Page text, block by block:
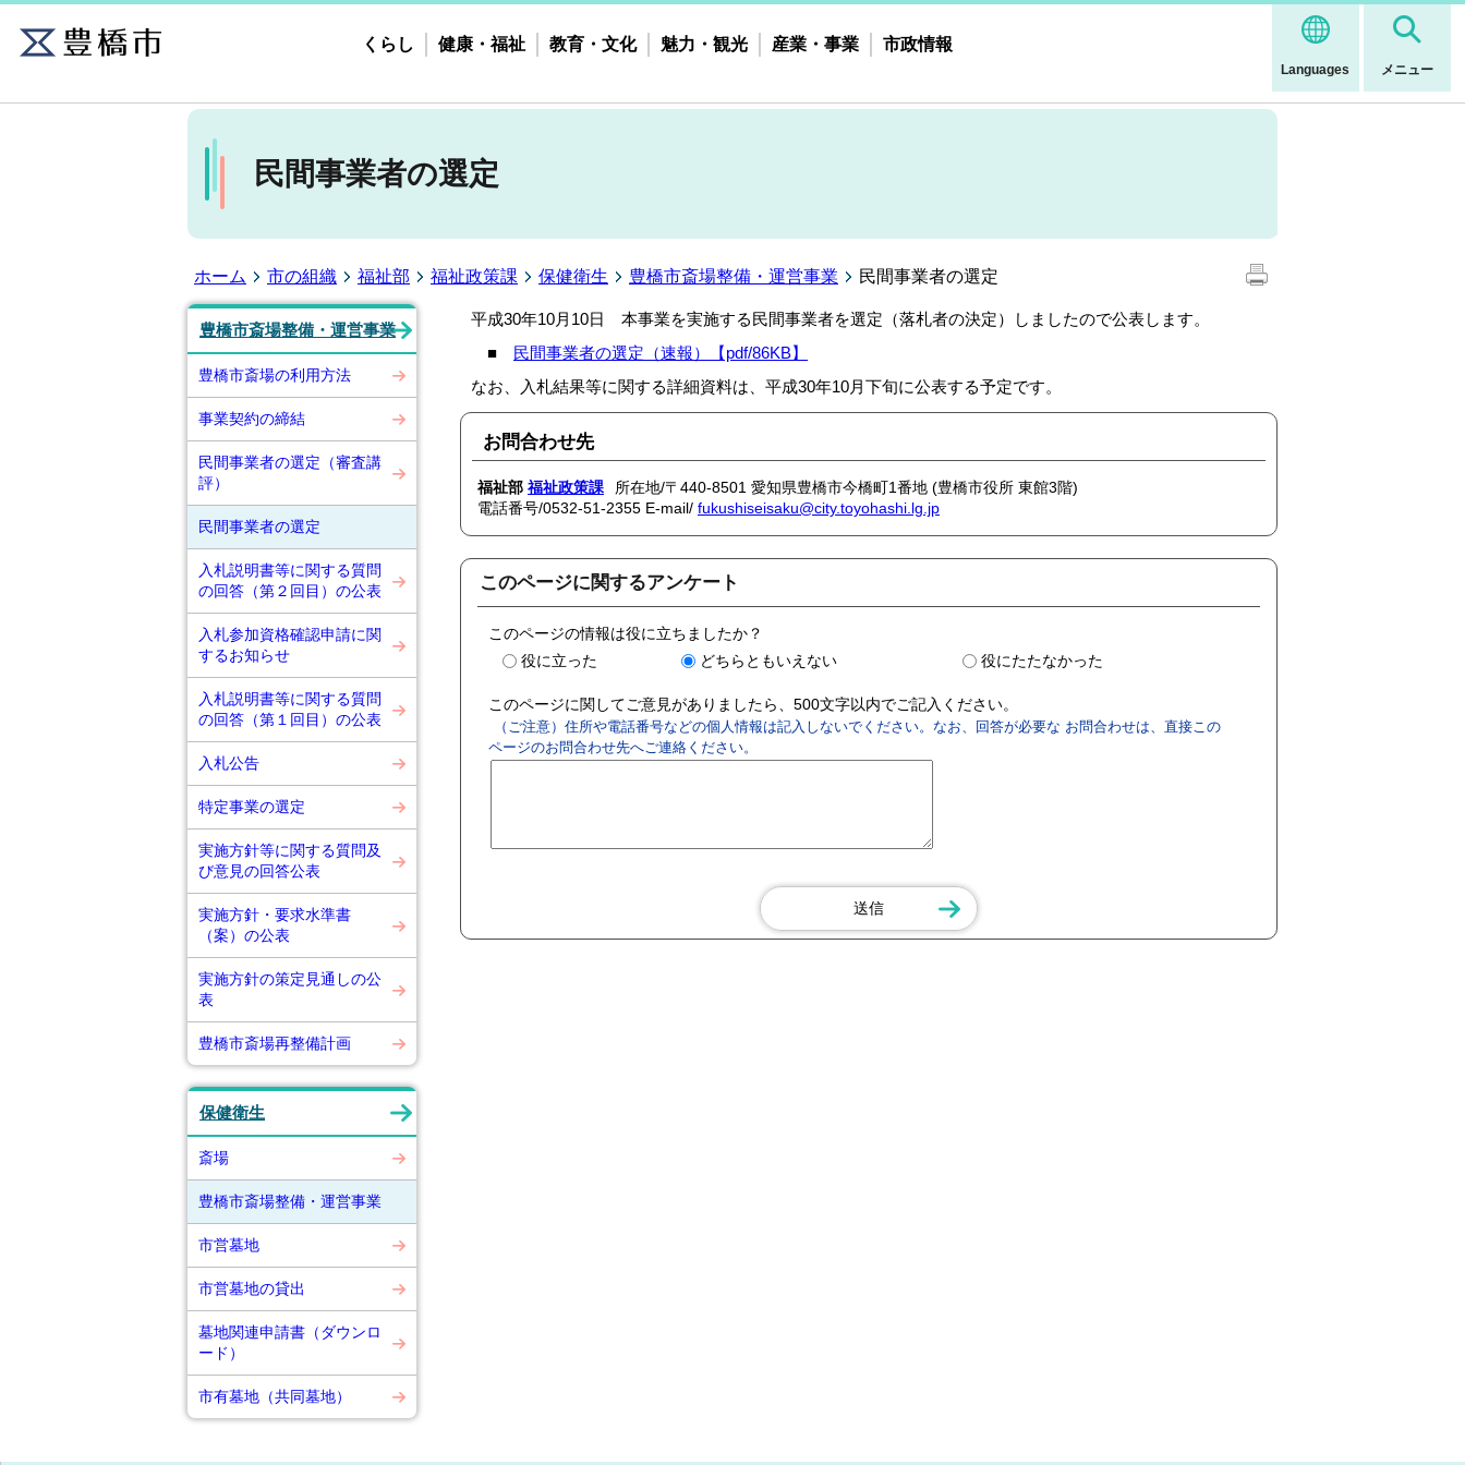
Languages メニュー
くらし 健康・福祉 教育・文化 魅力・観光 産業・事業 市政情報
民間事業者の選定
ホーム 市の組織 福祉部 福祉政策課 保健衛生 豊橋市斎場整備・運営事業 民間事業者の選定
豊橋市斎場整備・運営事業
豊橋市斎場の利用方法
事業契約の締結
民間事業者の選定（審査講
評）
民間事業者の選定
入札説明書等に関する質問
の回答（第２回目）の公表
入札参加資格確認申請に関
するお知らせ
入札説明書等に関する質問
の回答（第１回目）の公表
入札公告
特定事業の選定
実施方針等に関する質問及
び意見の回答公表
実施方針・要求水準書
（案）の公表
実施方針の策定見通しの公
表
豊橋市斎場再整備計画
保健衛生
斎場
豊橋市斎場整備・運営事業
市営墓地
市営墓地の貸出
墓地関連申請書（ダウンロ
ード）
市有墓地（共同墓地）
平成30年10月10日 本事業を実施する民間事業者を選定（落札者の決定）しましたので公表します。
■ 民間事業者の選定（速報）【pdf/86KB】
なお、入札結果等に関する詳細資料は、平成30年10月下旬に公表する予定です。
お問合わせ先
福祉部 福祉政策課
所在地/〒440-8501 愛知県豊橋市今橋町1番地 (豊橋市役所 東館3階)
電話番号/0532-51-2355 E-mail/ fukushiseisaku@city.toyohashi.lg.jp
このページに関するアンケート
このページの情報は役に立ちましたか？
役に立った
どちらともいえない 役にたたなかった
このページに関してご意見がありましたら、500文字以内でご記入ください。
（ご注意）住所や電話番号などの個人情報は記入しないでください。なお、回答が必要な お問合わせは、直接この
ページのお問合わせ先へご連絡ください。